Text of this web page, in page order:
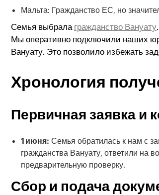
Мальта: Гражданство ЕС, но
Семья выбрала гражданство Вануату
Мы оперативно подключили наших
Вануату. Это позволило избежать
Хронология
Первичная заявка и
1 июня: Семья обратилась к нам с
гражданства Вануату, ответили на
предварительную проверку.
Сбор и подача